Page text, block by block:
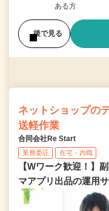
ある方
後で見る
ネットショップの
送軽作業
合同会社Re Start
業務委託 在宅・内職
【Wワーク歓迎！】
マアプリ出品の運用